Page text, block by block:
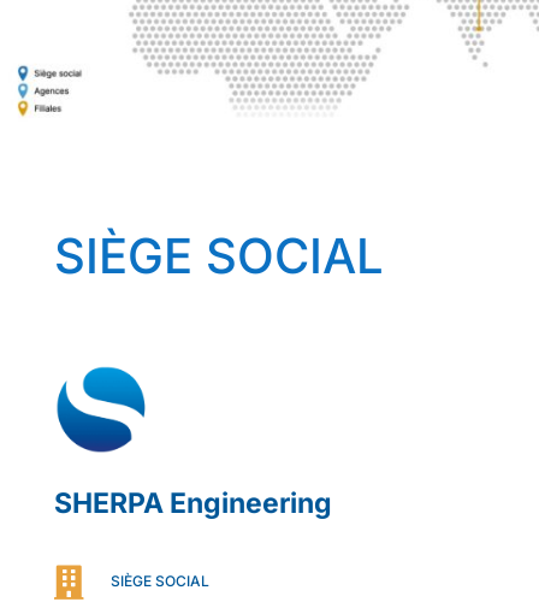
SIÈGE SOCIAL
SHERPA Engineering
 SIÈGE SOCIAL